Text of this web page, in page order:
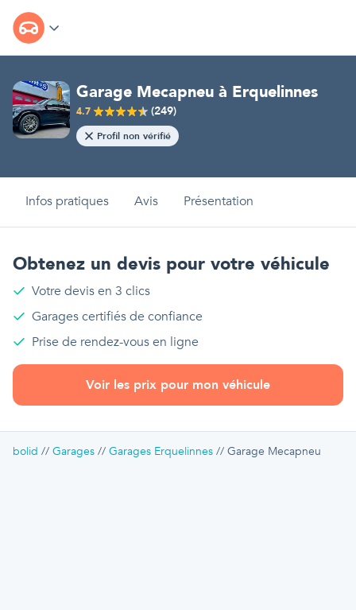
Garage Mecapneu à Erquelinnes
4.7 (249)
Profil non vérifié
Infos pratiques Avis Présentation
Obtenez un devis pour votre véhicule
Votre devis en 3 clics
Garages certifiés de confiance
Prise de rendez-vous en ligne
Voir les prix pour mon véhicule
bolid Garages Garages Erquelinnes Garage Mecapneu